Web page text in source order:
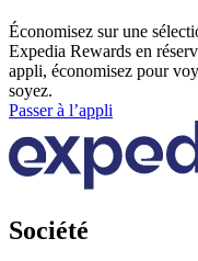
Économisez sur une
Expedia Rewards en
appli, économisez pour
soyez.
Passer à l’appli
Société